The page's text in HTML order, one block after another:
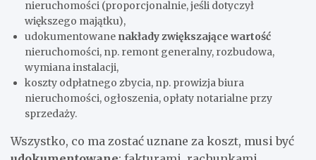
nieruchomości (proporcjonalnie, jeśli dotyczył
większego majątku),
udokumentowane nakłady zwiększające wartość
nieruchomości, np. remont generalny, rozbudowa,
wymiana instalacji,
koszty odpłatnego zbycia, np. prowizja biura
nieruchomości, ogłoszenia, opłaty notarialne przy
sprzedaży.
Wszystko, co ma zostać uznane za koszt, musi być